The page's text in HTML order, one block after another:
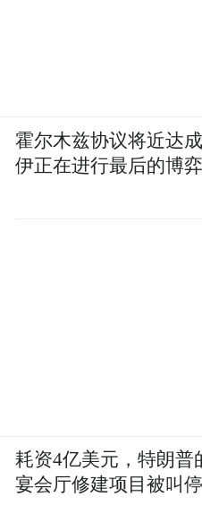
霍尔木兹协议将近达
伊正在进行最后的博弈
耗资4亿美元，特朗普
宴会厅修建项目被叫停